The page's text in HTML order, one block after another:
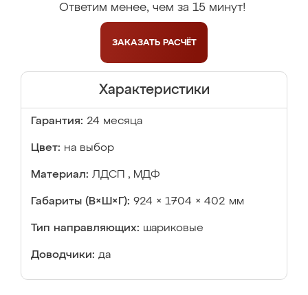
Ответим менее, чем за 15 минут!
ЗАКАЗАТЬ РАСЧЁТ
Характеристики
Гарантия: 24 месяца
Цвет: на выбор
Материал: ЛДСП , МДФ
Габариты (В×Ш×Г): 924 × 1704 × 402 мм
Тип направляющих: шариковые
Доводчики: да